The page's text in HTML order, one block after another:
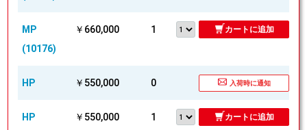
MP
(10176)
￥660,000 1 カートに追加
HP ￥550,000 0 入荷時に通知
HP
￥550,000 1 カートに追加